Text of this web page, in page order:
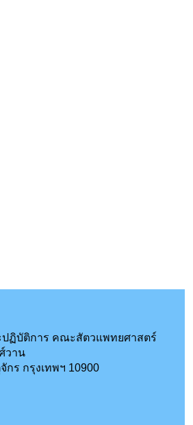
ปฏิบัติการ คณะสัตวแพทยศาสตร์
วาน
กร กรุงเทพฯ 10900